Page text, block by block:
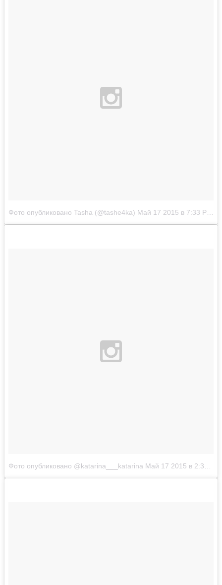
Фото опубликовано Tasha (@tashe4ka) Май 17 2015 в 7:33 PDT
Фото опубликовано @katarina___katarina Май 17 2015 в 2:38 PDT